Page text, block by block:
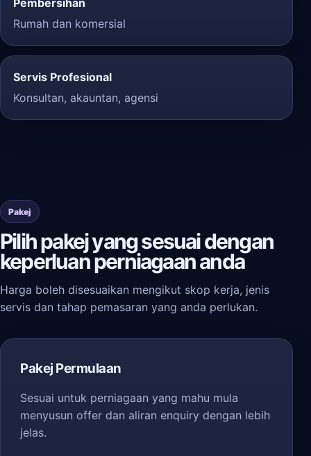
Pembersihan
Rumah dan komersial
Servis Profesional
Konsultan, akauntan, agensi
Pakej
Pilih pakej yang sesuai dengan
keperluan perniagaan anda
Harga boleh disesuaikan mengikut skop kerja, jenis
servis dan tahap pemasaran yang anda perlukan.
Pakej Permulaan
Sesuai untuk perniagaan yang mahu mula
menyusun offer dan aliran enquiry dengan lebih
jelas.